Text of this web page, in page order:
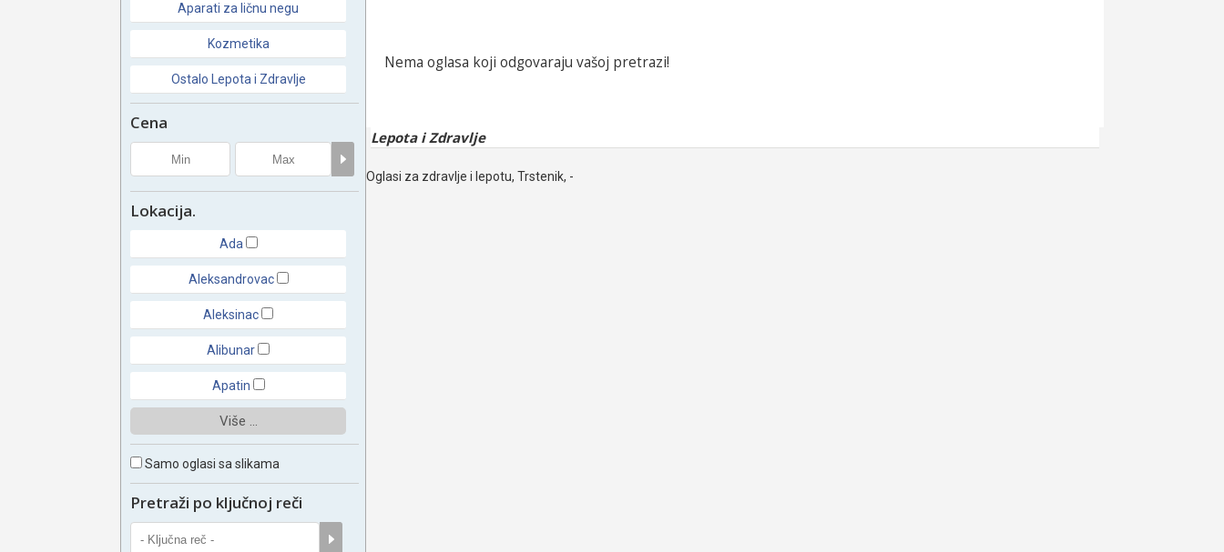
Aparati za ličnu negu
Kozmetika
Ostalo Lepota i Zdravlje
Cena
Lokacija.
Ada
Aleksandrovac
Aleksinac
Alibunar
Apatin
Više ...
Samo oglasi sa slikama
Pretraži po ključnoj reči
Nema oglasa koji odgovaraju vašoj pretrazi!
Lepota i Zdravlje
Oglasi za zdravlje i lepotu, Trstenik, -